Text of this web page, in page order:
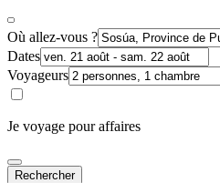
Où allez-vous ?
Dates
Voyageurs
Je voyage pour affaires
Rechercher